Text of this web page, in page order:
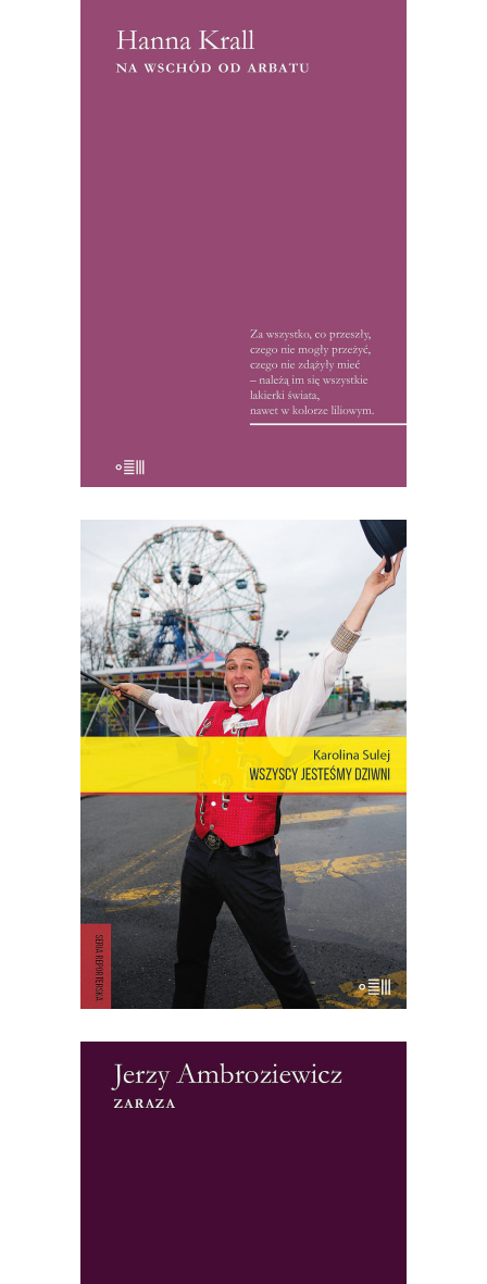
[EBOOK] Hanna Krall – NA
WSCHÓD OD ARBATU
pani teksty, […]
15.50zł
KSIĄŻKA DO KOSZYKA
[EBOOK] Karolina Sulej –
WSZYSCY JESTEŚMY DZIWNI.
OPOWIEŚCI Z CONEY ISLAND
Coney Island – dzielnica Nowego Jorku,
gdzie miasto łączy się z oceanem,
niegdyś stolica światowej rozrywki,
cyrków, wesołych miasteczek – to wciąż
rezerwuar estetyki, idei, marzeń i lęków,
z których jest zbudowana popkultura i
nasze człowieczeństwo. Opowieść o
Coney – […]
36.00 18.00zł
KSIĄŻKA DO KOSZYKA
[EBOOK] Jerzy Ambroziewicz –